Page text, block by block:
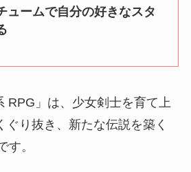
ュームで自分の好きなスタ
RPG」は、少女剣士を育て上
ぐり抜き、新たな伝説を築く
す。